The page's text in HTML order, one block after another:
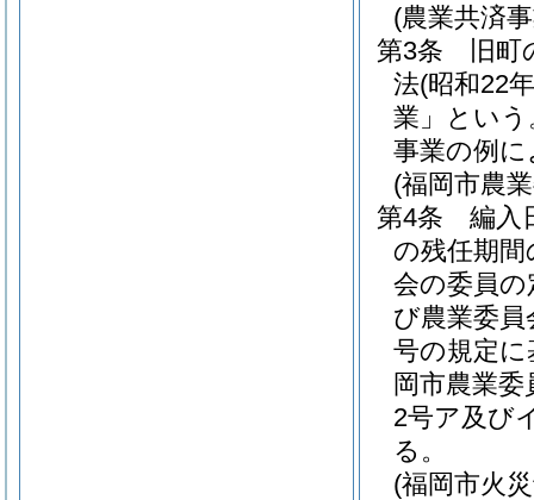
(農業共済
第3条
旧
法(昭和22
業」という
事業の例
(福岡市農
第4条
編入
の残任期
会の委員
び農業委
号の規定
岡市農業委
2号ア及び
る。
(福岡市火